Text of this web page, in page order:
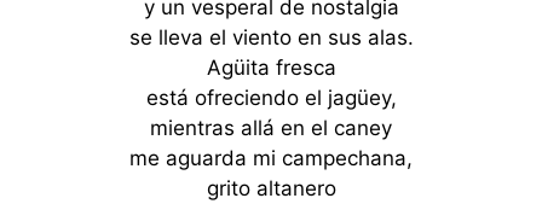
y un vesperal de nostalgia
se lleva el viento en sus alas.
Agüita fresca
está ofreciendo el jagüey,
mientras allá en el caney
me aguarda mi campechana,
grito altanero